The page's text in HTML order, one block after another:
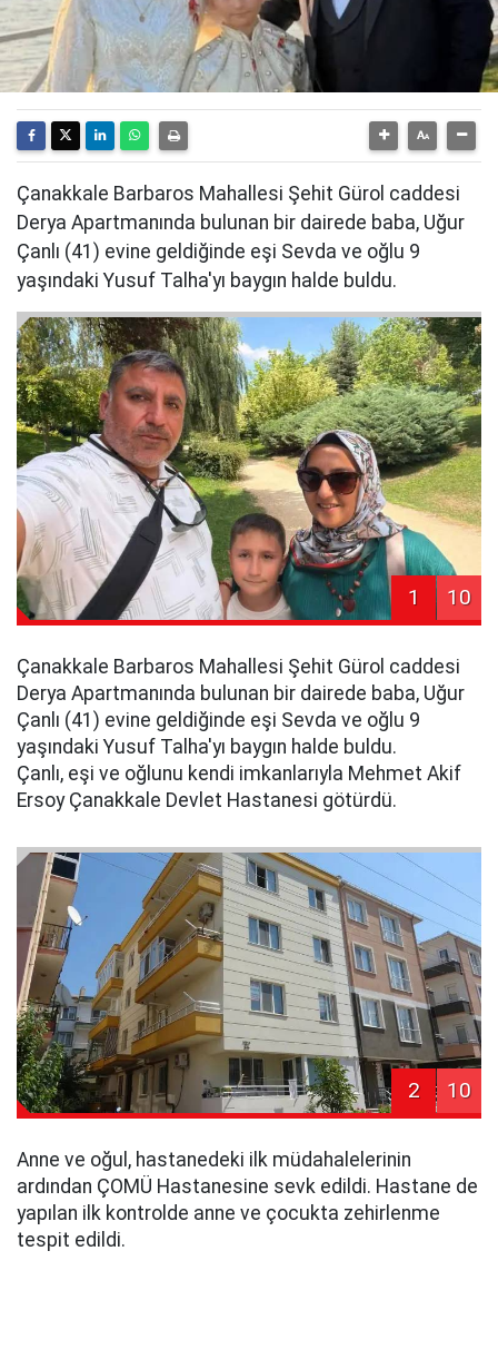
Çanakkale Barbaros Mahallesi Şehit Gürol caddesi
Derya Apartmanında bulunan bir dairede baba, Uğur
Çanlı (41) evine geldiğinde eşi Sevda ve oğlu 9
yaşındaki Yusuf Talha'yı baygın halde buldu.
1 10
Çanakkale Barbaros Mahallesi Şehit Gürol caddesi
Derya Apartmanında bulunan bir dairede baba, Uğur
Çanlı (41) evine geldiğinde eşi Sevda ve oğlu 9
yaşındaki Yusuf Talha'yı baygın halde buldu.
Çanlı, eşi ve oğlunu kendi imkanlarıyla Mehmet Akif
Ersoy Çanakkale Devlet Hastanesi götürdü.
2 10
Anne ve oğul, hastanedeki ilk müdahalelerinin
ardından ÇOMÜ Hastanesine sevk edildi. Hastane de
yapılan ilk kontrolde anne ve çocukta zehirlenme
tespit edildi.